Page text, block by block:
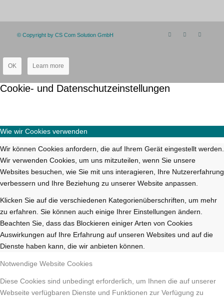
© Copyright by CS Com Solution GmbH
OK Learn more
Cookie- und Datenschutzeinstellungen
Wie wir Cookies verwenden
Wir können Cookies anfordern, die auf Ihrem Gerät eingestellt werden.
Wir verwenden Cookies, um uns mitzuteilen, wenn Sie unsere
Websites besuchen, wie Sie mit uns interagieren, Ihre Nutzererfahrung
verbessern und Ihre Beziehung zu unserer Website anpassen.
Klicken Sie auf die verschiedenen Kategorienüberschriften, um mehr
zu erfahren. Sie können auch einige Ihrer Einstellungen ändern.
Beachten Sie, dass das Blockieren einiger Arten von Cookies
Auswirkungen auf Ihre Erfahrung auf unseren Websites und auf die
Dienste haben kann, die wir anbieten können.
Notwendige Website Cookies
Diese Cookies sind unbedingt erforderlich, um Ihnen die auf unserer
Webseite verfügbaren Dienste und Funktionen zur Verfügung zu